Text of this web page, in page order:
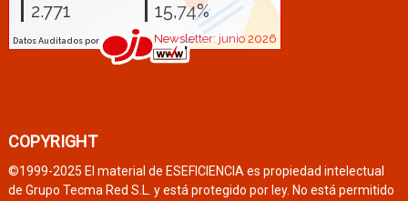
COPYRIGHT
©1999-2025 El material de ESEFICIENCIA es propiedad intelectual
de Grupo Tecma Red S.L. y está protegido por ley. No está permitido